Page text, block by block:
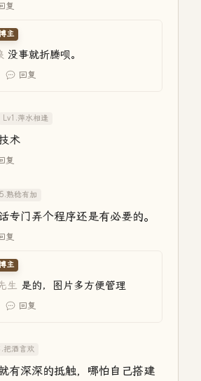
复
主
没事就折腾呗。
回复
Lv1.萍水相逢
术
复
熟稔有加
专门弄个程序还是有必要的。
复
主
生 是的，图片多方便管理
回复
把酒言欢
有深深的抵触，哪怕自己搭建